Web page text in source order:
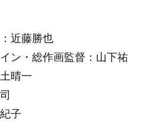
近藤勝也
ン・総作画監督：山下祐
晴一
子